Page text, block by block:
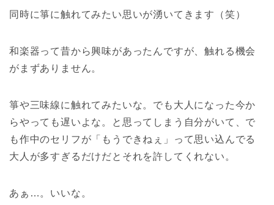
同時に箏に触れてみたい思いが湧いてきます（笑）
和楽器って昔から興味があったんですが、触れる機会
がまずありません。
箏や三味線に触れてみたいな。でも大人になった今か
らやっても遅いよな。と思ってしまう自分がいて、で
も作中のセリフが「もうできねぇ」って思い込んでる
大人が多すぎるだけだとそれを許してくれない。
あぁ…。いいな。